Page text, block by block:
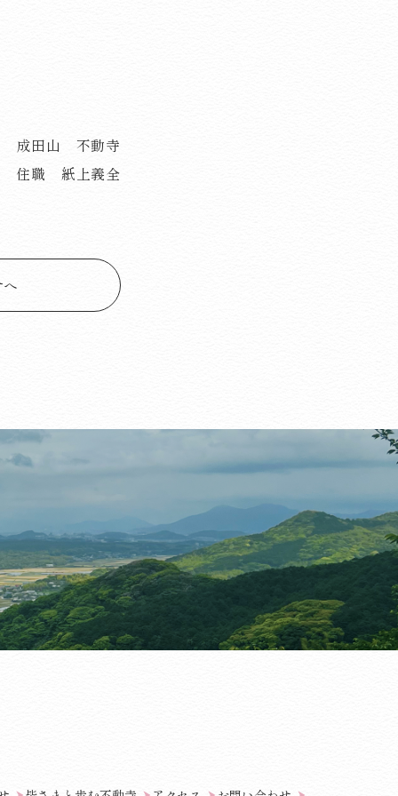
成田山 不動寺
住職 紙上義全